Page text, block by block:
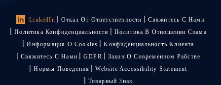
LinkedIn Отказ От Ответственности
Свяжитесь С Нами
Политика Конфиденциальности
Политика В Отношении Спама
Информация О Cookies
Kонфиденциальность Kлиента
Свяжитесь С Нами
GDPR
Закон О Современном Рабстве
Нормы Поведения
Website Accessibility Statement
Товарный Знак